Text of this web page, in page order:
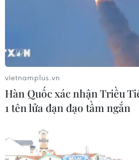
vietnamplus.vn
Hàn Quốc xác nhận Triều
1 tên lửa đạn đạo tầm ngắn